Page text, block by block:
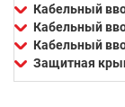
Кабельный
Кабельный
Кабельный
Защитная